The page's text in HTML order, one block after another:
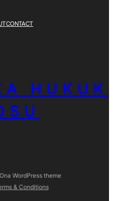
CONTACT
HUKUK
Ona WordPress theme
& Conditions